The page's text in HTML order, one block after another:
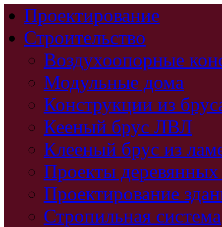
Проектирование
Строительство
Воздухоопорные
Модульные дома
Конструкции из
Кееный брус ЛВЛ
Клееный брус из
Проекты
Проектирование
Стропильная система